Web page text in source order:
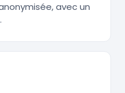
avec un